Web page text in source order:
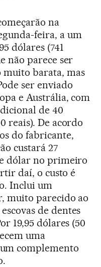
na
feira, a um
dólares (741
não parece ser
muito barata, mas
ser enviado
e Austrália, com
de 40
reais). De acordo
do fabricante,
custará 27
dólar no primeiro
daí, o custo é
Inclui um
muito parecido ao
de dentes
19,95 dólares (50
uma
complemento